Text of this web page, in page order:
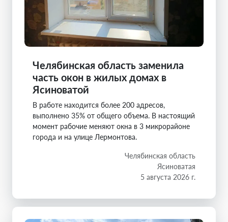
Челябинская область заменила
часть окон в жилых домах в
Ясиноватой
В работе находится более 200 адресов,
выполнено 35% от общего объема. В настоящий
момент рабочие меняют окна в 3 микрорайоне
города и на улице Лермонтова.
Челябинская область
Ясиноватая
5 августа 2026 г.